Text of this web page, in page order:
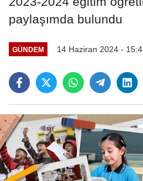
paylaşımda bulundu
GÜNDEM 14 Haziran 2024 -